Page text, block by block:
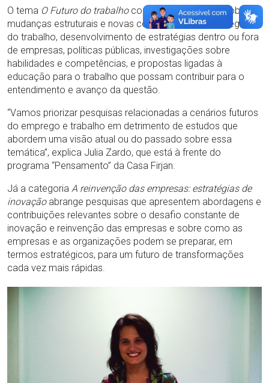
O tema O Futuro do trabalhocontempla pesquisas sobre
mudanças estruturais e novas concepções do emprego e
do trabalho, desenvolvimento de estratégias dentro ou fora
de empresas, políticas públicas, investigações sobre
habilidades e competências, e propostas ligadas à
educação para o trabalho que possam contribuir para o
entendimento e avanço da questão.
“Vamos priorizar pesquisas relacionadas a cenários futuros
do emprego e trabalho em detrimento de estudos que
abordem uma visão atual ou do passado sobre essa
temática”, explica Julia Zardo, que está à frente do
programa “Pensamento” da Casa Firjan.
Já a categoria A reinvenção das empresas: estratégias de
inovaçãoabrange pesquisas que apresentem abordagens e
contribuições relevantes sobre o desafio constante de
inovação e reinvenção das empresas e sobre como as
empresas e as organizações podem se preparar, em
termos estratégicos, para um futuro de transformações
cada vez mais rápidas.